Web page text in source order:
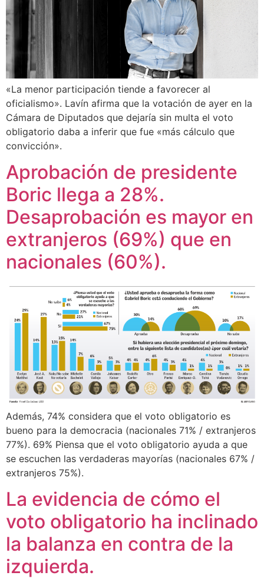
«La menor participación tiende a favorecer al
oficialismo». Lavín afirma que la votación de ayer en la
Cámara de Diputados que dejaría sin multa el voto
obligatorio daba a inferir que fue «más cálculo que
convicción».
Aprobación de presidente
Boric llega a 28%.
Desaprobación es mayor en
extranjeros (69%) que en
nacionales (60%).
Además, 74% considera que el voto obligatorio es
bueno para la democracia (nacionales 71% / extranjeros
77%). 69% Piensa que el voto obligatorio ayuda a que
se escuchen las verdaderas mayorías (nacionales 67% /
extranjeros 75%).
La evidencia de cómo el
voto obligatorio ha inclinado
la balanza en contra de la
izquierda.